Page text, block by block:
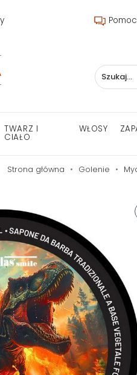
TWARZ I
CIAŁO
WŁOSY
Strona główna Golenie